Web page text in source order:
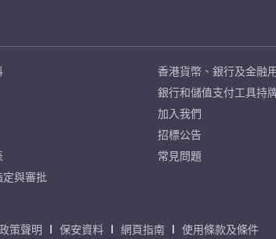
定與審批
香港貨幣、銀行及金融
銀行和儲值支付工具持
加入我們
招標公告
常見問題
策聲明 保安資料 網頁指南 使用條款及條件